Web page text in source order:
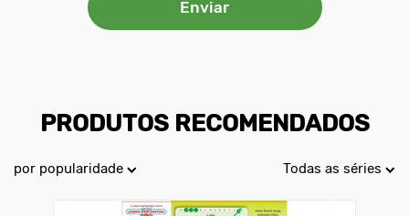
PRODUTOS RECOMENDADOS
por popularidade Todas as séries